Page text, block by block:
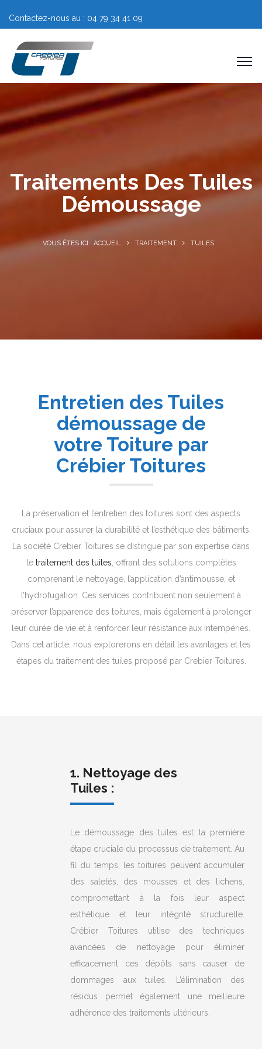
Contactez-nous au : 04 79 34 41 09
Traitements Des Tuiles
Démoussage
VOUS ÊTES ICI : ACCUEIL TRAITEMENT TUILES
Entretien des Tuiles
démoussage de
votre Toiture par
Crébier Toitures
La préservation et l’entretien des toitures sont des aspects
cruciaux pour assurer la durabilité et l’esthétique des bâtiments.
La société Crebier Toitures se distingue par son expertise dans
le traitement des tuiles , offrant des solutions complètes
comprenant le nettoyage, l’application d’antimousse, et
l’hydrofugation. Ces services contribuent non seulement à
préserver l’apparence des toitures, mais également à prolonger
leur durée de vie et à renforcer leur résistance aux intempéries.
Dans cet article, nous explorerons en détail les avantages et les
étapes du traitement des tuiles proposé par Crebier Toitures.
1. Nettoyage des
Tuiles :
Le démoussage des tuiles est la première
étape cruciale du processus de traitement. Au
fil du temps, les toitures peuvent accumuler
des saletés, des mousses et des lichens,
compromettant à la fois leur aspect
esthétique et leur intégrité structurelle.
Crébier Toitures utilise des techniques
avancées de nettoyage pour éliminer
efficacement ces dépôts sans causer de
dommages aux tuiles. L’élimination des
résidus permet également une meilleure
adhérence des traitements ultérieurs.